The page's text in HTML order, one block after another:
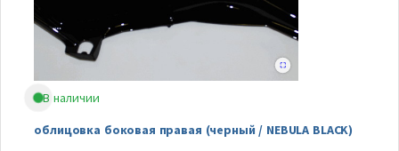
В наличии
облицовка боковая правая (черный / NEBULA BLACK)